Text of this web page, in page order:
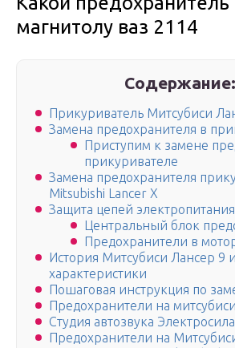
магнитолу ваз 2114
Содержание:
Прикуриватель Митсубиси
Замена предохранителя в
Приступим к замене
прикуривателе
Замена предохранителя
Mitsubishi Lancer X
Защита цепей электропитания
Центральный блок
Предохранители в
История Митсубиси Лансер 9 и
характеристики
Пошаговая инструкция по
Предохранители на
Студия автозвука Электросила
Предохранители на